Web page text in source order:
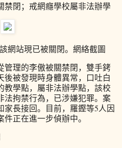
禁閉；戒網癮學校屬非法辦學
網站現已被關閉。網絡截圖
管理的李傲被關禁閉，雙手銬
被發現時身體異常，口吐白
教學點，屬非法辦學點，該校
法拘禁行為，已涉嫌犯罪。案
家長接回。目前，羅鏗等5人因
正在進一步偵辦中。